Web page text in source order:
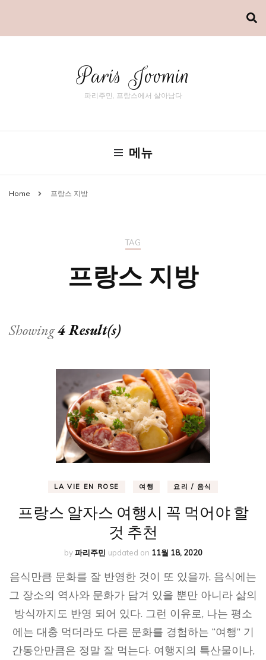
Paris Joomin
파리주민, 프랑스에서 살아남다
메뉴
Home 프랑스 지방
TAG
프랑스 지방
Showing4 Result(s)
LA VIE EN ROSE 여행 요리 / 음식
프랑스 알자스 여행시 꼭 먹어야 할
것 추천
by파리주민 updated on 11월 18, 2020
음식만큼 문화를 잘 반영한 것이 또 있을까. 음식에는
그 장소의 역사와 문화가 담겨 있을 뿐만 아니라 삶의
방식까지도 반영 되어 있다. 그런 이유로, 나는 평소
에는 대충 먹더라도 다른 문화를 경험하는 “여행” 기
간동안만큼은 정말 잘 먹는다. 여행지의 특산물이나,